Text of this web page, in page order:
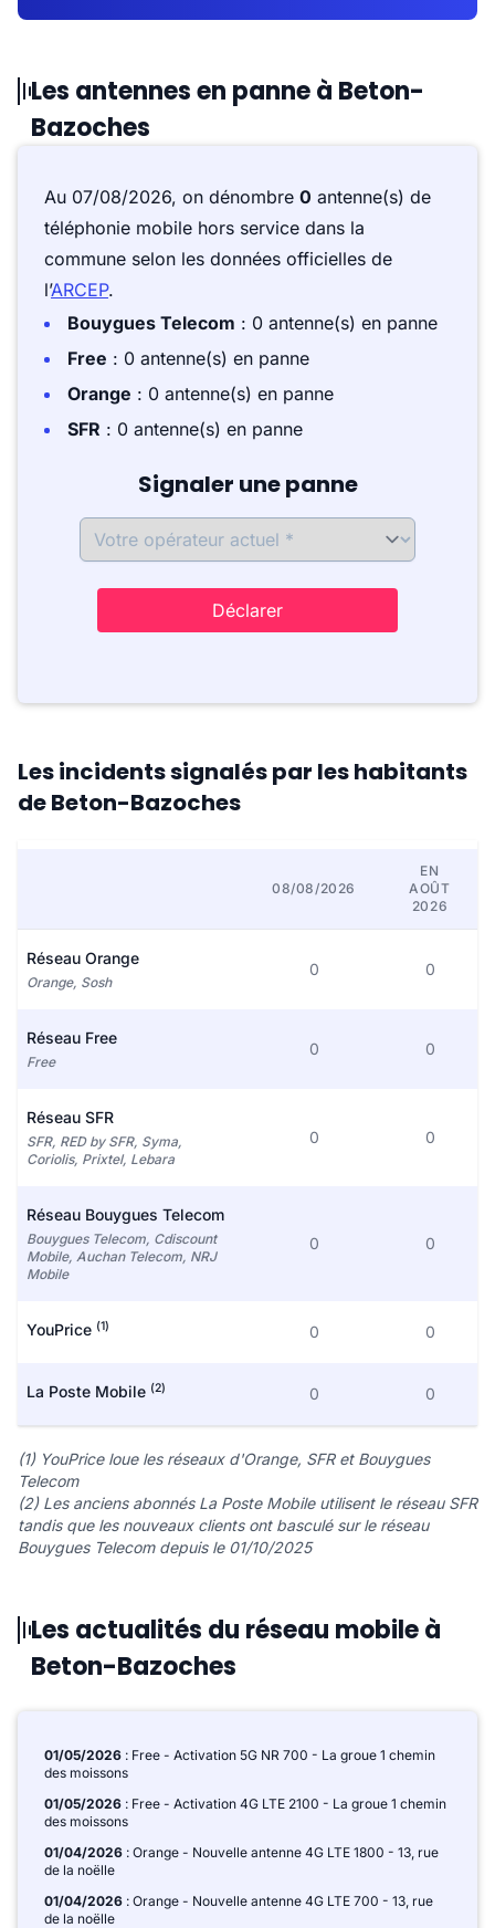
Les antennes en panne à Beton-
Bazoches
Au 07/08/2026, on dénombre 0 antenne(s) de
téléphonie mobile hors service dans la
commune selon les données officielles de
l’ARCEP.
Bouygues Telecom : 0 antenne(s) en panne
Free : 0 antenne(s) en panne
Orange : 0 antenne(s) en panne
SFR : 0 antenne(s) en panne
Signaler une panne
Déclarer
Les incidents signalés par les habitants
de Beton-Bazoches
08/08/2026
EN
AOÛT
2026
Réseau Orange
Orange, Sosh
0 0
Réseau Free
Free
0 0
Réseau SFR
SFR, RED by SFR, Syma,
Coriolis, Prixtel, Lebara
0 0
Réseau Bouygues Telecom
Bouygues Telecom, Cdiscount
Mobile, Auchan Telecom, NRJ
Mobile
0 0
YouPrice (1) 0 0
La Poste Mobile (2) 0 0
(1) YouPrice loue les réseaux d'Orange, SFR et Bouygues
Telecom
(2) Les anciens abonnés La Poste Mobile utilisent le réseau SFR
tandis que les nouveaux clients ont basculé sur le réseau
Bouygues Telecom depuis le 01/10/2025
Les actualités du réseau mobile à
Beton-Bazoches
01/05/2026 : Free - Activation 5G NR 700 - La groue 1 chemin
des moissons
01/05/2026 : Free - Activation 4G LTE 2100 - La groue 1 chemin
des moissons
01/04/2026 : Orange - Nouvelle antenne 4G LTE 1800 - 13, rue
de la noëlle
01/04/2026 : Orange - Nouvelle antenne 4G LTE 700 - 13, rue
de la noëlle